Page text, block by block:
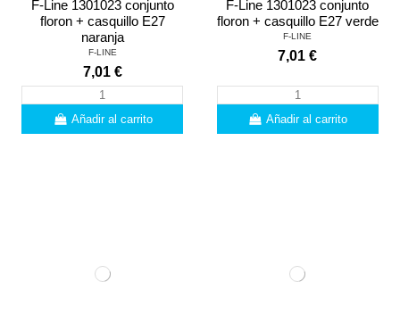
F-Line 1301023 conjunto
floron + casquillo E27
naranja
F-LINE
7,01 €
Añadir al carrito
F-Line 1301023 conjunto
floron + casquillo E27 verde
F-LINE
7,01 €
Añadir al carrito